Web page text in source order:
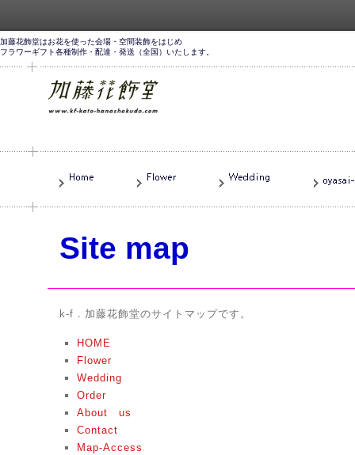
加藤花飾堂はお花を使った会場・空間装飾をはじめ
フラワーギフト各種制作・配達・発送（全国）いたします。
Site map
k-f．加藤花飾堂のサイトマップです。
HOME
Flower
Wedding
Order
About us
Contact
Map-Access